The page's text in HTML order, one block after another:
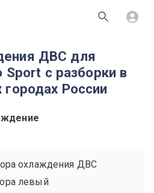
ДВС для
с разборки в
России
охлаждения ДВС
левый